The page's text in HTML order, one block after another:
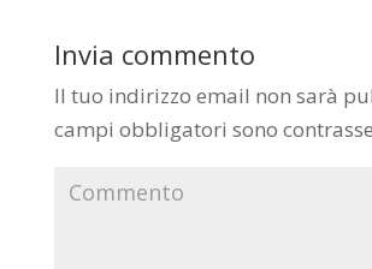
Invia commento
Il tuo indirizzo email non sarà
campi obbligatori sono